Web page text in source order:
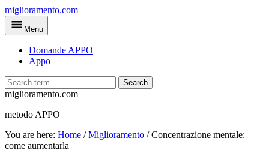
Skip
to
main
miglioramento.com
Menu
Domande APPO
Appo
Search
miglioramento.com
metodo APPO
You are here: Home /Miglioramento /Concentrazione mentale:
come aumentarla